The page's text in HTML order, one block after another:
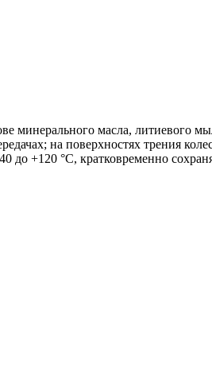
минерального масла, литиевого
на поверхностях трения
+120 °С, кратковременно